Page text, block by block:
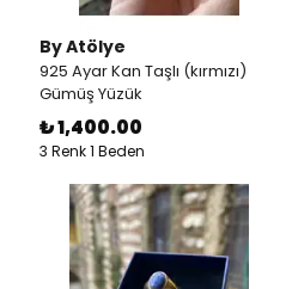
By Atölye
925 Ayar Kan Taşlı (kırmızı)
Gümüş Yüzük
₺ 1,400.00
3 Renk 1 Beden